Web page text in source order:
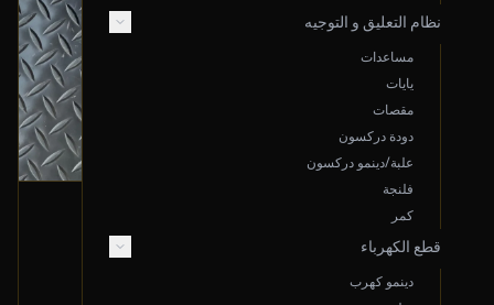
نظام التعليق و التوجيه
مساعدات
يايات
مقصات
دودة دركسون
علبة/دينمو دركسون
فلنجة
كمر
قطع الكهرباء
دينمو كهرب
إصطب خلفي يمين
2016 لاند روفر رنج روفر
3,500